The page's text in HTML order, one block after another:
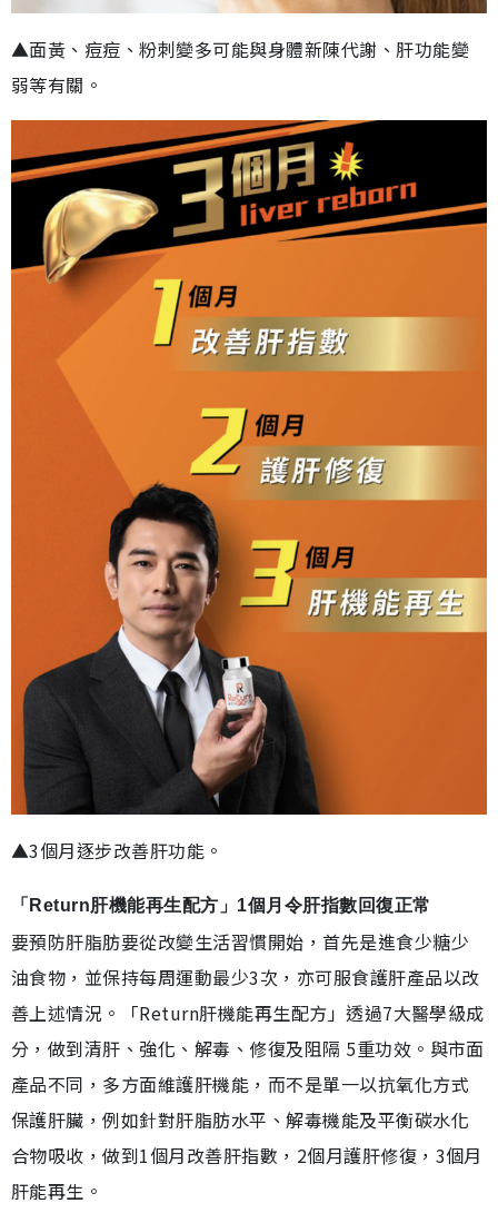
▲面黃、痘痘、粉刺變多可能與身體新陳代謝、肝功能變
弱等有關。
▲3個月逐步改善肝功能。
「Return肝機能再生配方」1個月令肝指數回復正常
要預防肝脂肪要從改變生活習慣開始，首先是進食少糖少
油食物，並保持每周運動最少3次，亦可服食護肝產品以改
善上述情況。「Return肝機能再生配方」透過7大醫學級成
分，做到清肝、強化、解毒、修復及阻隔 5重功效。與市面
產品不同，多方面維護肝機能，而不是單一以抗氧化方式
保護肝臟，例如針對肝脂肪水平、解毒機能及平衡碳水化
合物吸收，做到1個月改善肝指數，2個月護肝修復，3個月
肝能再生。